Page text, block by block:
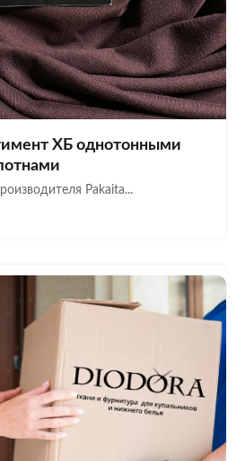
ХБ однотонными
Pakaita...